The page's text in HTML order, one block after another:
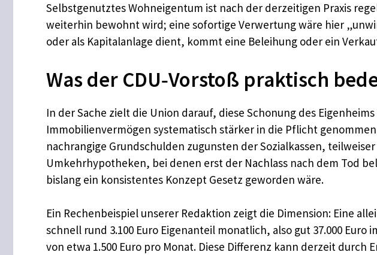
Selbstgenutztes Wohneigentum ist nach der derzeitigen Praxis
weiterhin bewohnt wird; eine sofortige Verwertung wäre hier
oder als Kapitalanlage dient, kommt eine Beleihung oder ein
Was der CDU‑Vorstoß praktisch
In der Sache zielt die Union darauf, diese Schonung des
Immobilienvermögen systematisch stärker in die Pflicht
nachrangige Grundschulden zugunsten der Sozialkassen,
Umkehrhypotheken, bei denen erst der Nachlass nach dem Tod
bislang ein konsistentes Konzept Gesetz geworden wäre.
Ein Rechenbeispiel unserer Redaktion zeigt die Dimension: Eine
schnell rund 3.100 Euro Eigenanteil monatlich, also gut 37.000
von etwa 1.500 Euro pro Monat. Diese Differenz kann derzeit